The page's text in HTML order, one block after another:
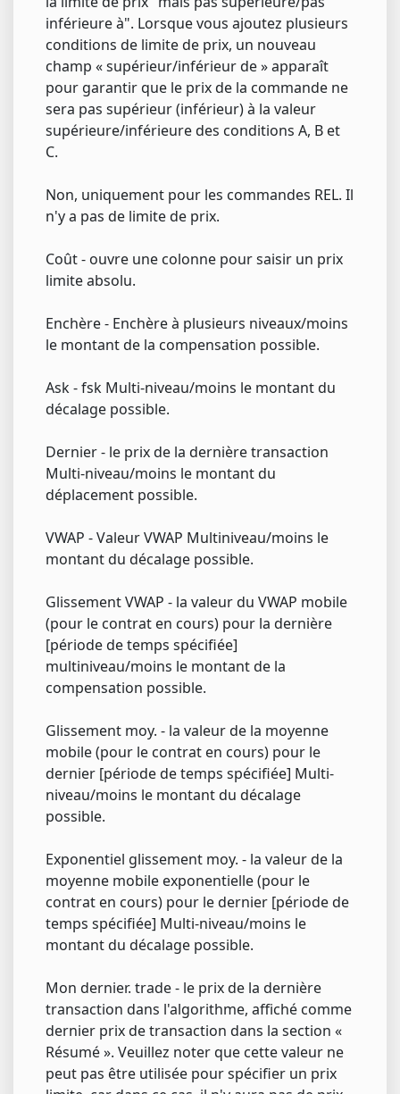
inférieure à". Lorsque vous ajoutez plusieurs
conditions de limite de prix, un nouveau
champ « supérieur/inférieur de » apparaît
pour garantir que le prix de la commande ne
sera pas supérieur (inférieur) à la valeur
supérieure/inférieure des conditions A, B et
C.
Non, uniquement pour les commandes REL. Il
n'y a pas de limite de prix.
Coût - ouvre une colonne pour saisir un prix
limite absolu.
Enchère - Enchère à plusieurs niveaux/moins
le montant de la compensation possible.
Ask - fsk Multi-niveau/moins le montant du
décalage possible.
Dernier - le prix de la dernière transaction
Multi-niveau/moins le montant du
déplacement possible.
VWAP - Valeur VWAP Multiniveau/moins le
montant du décalage possible.
Glissement VWAP - la valeur du VWAP mobile
(pour le contrat en cours) pour la dernière
[période de temps spécifiée]
multiniveau/moins le montant de la
compensation possible.
Glissement moy. - la valeur de la moyenne
mobile (pour le contrat en cours) pour le
dernier [période de temps spécifiée] Multi-
niveau/moins le montant du décalage
possible.
Exponentiel glissement moy. - la valeur de la
moyenne mobile exponentielle (pour le
contrat en cours) pour le dernier [période de
temps spécifiée] Multi-niveau/moins le
montant du décalage possible.
Mon dernier. trade - le prix de la dernière
transaction dans l'algorithme, affiché comme
dernier prix de transaction dans la section «
Résumé ». Veuillez noter que cette valeur ne
peut pas être utilisée pour spécifier un prix